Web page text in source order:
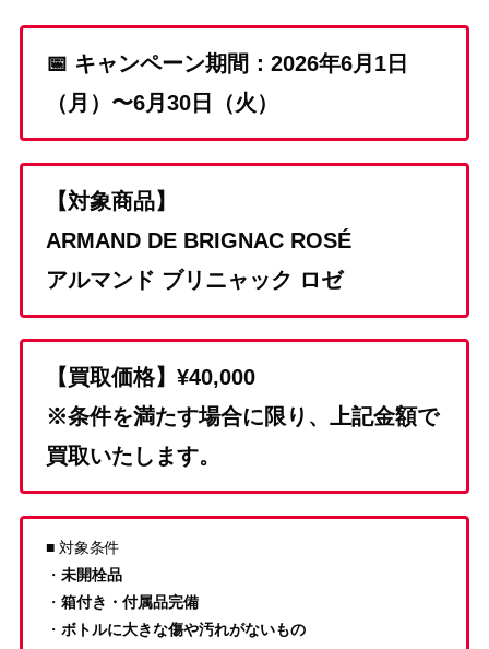
📅 キャンペーン期間：2026年6月1日
（月）〜6月30日（火）
【対象商品】
ARMAND DE BRIGNAC ROSÉ
アルマンド ブリニャック ロゼ
【買取価格】¥40,000
※条件を満たす場合に限り、上記金額で
買取いたします。
■ 対象条件
・未開栓品
・箱付き・付属品完備
・ボトルに大きな傷や汚れがないもの